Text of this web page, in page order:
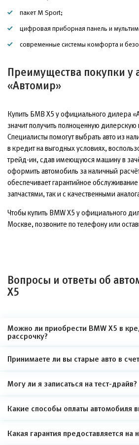
пакет M Sport;
цифровая приборная панель и
современные системы комфорта и
Преимущества покупки у
«Автомир»
Купить БМВ Х5 у официального дилера
значит получить полноценную
Специалисты помогут выбрать авто из
в кредит на выгодных условиях,
трейд-ин, сдав имеющуюся машину в
оформить автомобиль за наличный
обеспечивает гарантийное
запчастями, так и с качественными
Чтобы купить BMW X5 у официального
Москве, позвоните по телефону или
Вопросы и ответы об
X5
Можно ли приобрести BMW X5 в
рассрочку?
Принимаете ли вы старые авто в
Могу ли я записаться на тест-драйв?
Какие способы оплаты автомобиля
Какая гарантия предоставляется на